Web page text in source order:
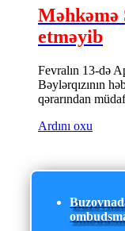
Məhkəmə
etməyib
Fevralın 13-də
Bəylərqızının
qərarından
Ardını oxu